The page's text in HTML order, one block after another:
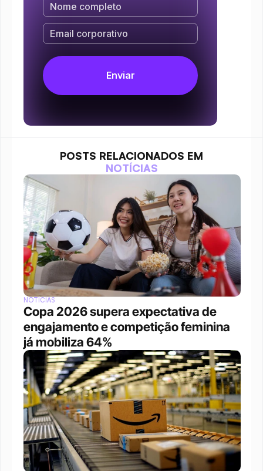
POSTS RELACIONADOS EM
NOTÍCIAS
NOTÍCIAS
Copa 2026 supera expectativa de
engajamento e competição feminina
já mobiliza 64%